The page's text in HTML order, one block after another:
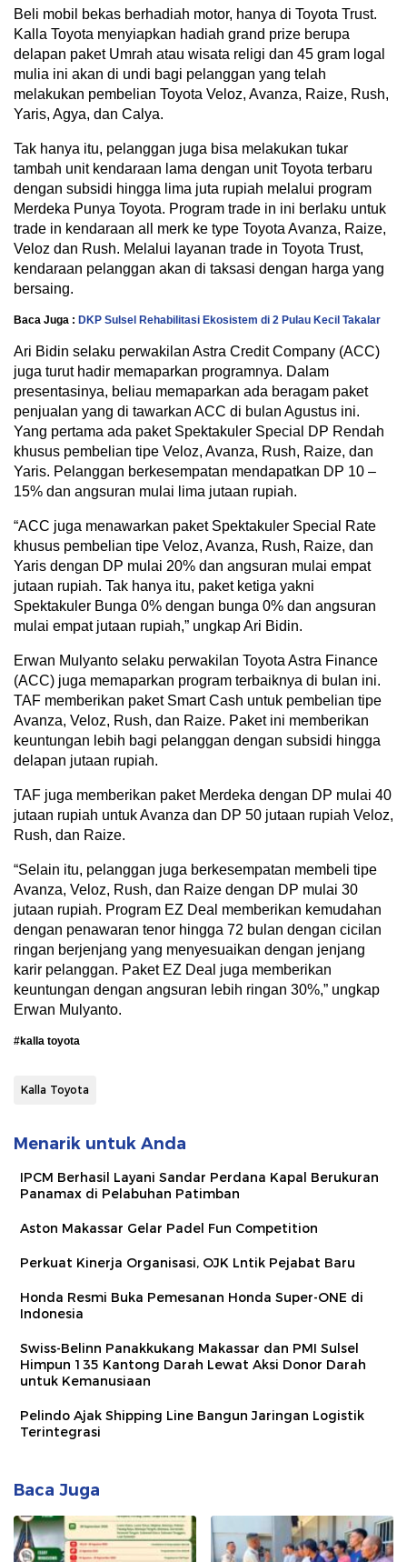
Beli mobil bekas berhadiah motor, hanya di Toyota Trust.
Kalla Toyota menyiapkan hadiah grand prize berupa
delapan paket Umrah atau wisata religi dan 45 gram logal
mulia ini akan di undi bagi pelanggan yang telah
melakukan pembelian Toyota Veloz, Avanza, Raize, Rush,
Yaris, Agya, dan Calya.
Tak hanya itu, pelanggan juga bisa melakukan tukar
tambah unit kendaraan lama dengan unit Toyota terbaru
dengan subsidi hingga lima juta rupiah melalui program
Merdeka Punya Toyota. Program trade in ini berlaku untuk
trade in kendaraan all merk ke type Toyota Avanza, Raize,
Veloz dan Rush. Melalui layanan trade in Toyota Trust,
kendaraan pelanggan akan di taksasi dengan harga yang
bersaing.
Baca Juga : DKP Sulsel Rehabilitasi Ekosistem di 2 Pulau Kecil Takalar
Ari Bidin selaku perwakilan Astra Credit Company (ACC)
juga turut hadir memaparkan programnya. Dalam
presentasinya, beliau memaparkan ada beragam paket
penjualan yang di tawarkan ACC di bulan Agustus ini.
Yang pertama ada paket Spektakuler Special DP Rendah
khusus pembelian tipe Veloz, Avanza, Rush, Raize, dan
Yaris. Pelanggan berkesempatan mendapatkan DP 10 –
15% dan angsuran mulai lima jutaan rupiah.
“ACC juga menawarkan paket Spektakuler Special Rate
khusus pembelian tipe Veloz, Avanza, Rush, Raize, dan
Yaris dengan DP mulai 20% dan angsuran mulai empat
jutaan rupiah. Tak hanya itu, paket ketiga yakni
Spektakuler Bunga 0% dengan bunga 0% dan angsuran
mulai empat jutaan rupiah,” ungkap Ari Bidin.
Erwan Mulyanto selaku perwakilan Toyota Astra Finance
(ACC) juga memaparkan program terbaiknya di bulan ini.
TAF memberikan paket Smart Cash untuk pembelian tipe
Avanza, Veloz, Rush, dan Raize. Paket ini memberikan
keuntungan lebih bagi pelanggan dengan subsidi hingga
delapan jutaan rupiah.
TAF juga memberikan paket Merdeka dengan DP mulai 40
jutaan rupiah untuk Avanza dan DP 50 jutaan rupiah Veloz,
Rush, dan Raize.
“Selain itu, pelanggan juga berkesempatan membeli tipe
Avanza, Veloz, Rush, dan Raize dengan DP mulai 30
jutaan rupiah. Program EZ Deal memberikan kemudahan
dengan penawaran tenor hingga 72 bulan dengan cicilan
ringan berjenjang yang menyesuaikan dengan jenjang
karir pelanggan. Paket EZ Deal juga memberikan
keuntungan dengan angsuran lebih ringan 30%,” ungkap
Erwan Mulyanto.
#kalla toyota
Kalla Toyota
Menarik untuk Anda
IPCM Berhasil Layani Sandar Perdana Kapal Berukuran
Panamax di Pelabuhan Patimban
Aston Makassar Gelar Padel Fun Competition
Perkuat Kinerja Organisasi, OJK Lntik Pejabat Baru
Honda Resmi Buka Pemesanan Honda Super-ONE di
Indonesia
Swiss-Belinn Panakkukang Makassar dan PMI Sulsel
Himpun 135 Kantong Darah Lewat Aksi Donor Darah
untuk Kemanusiaan
Pelindo Ajak Shipping Line Bangun Jaringan Logistik
Terintegrasi
Baca Juga